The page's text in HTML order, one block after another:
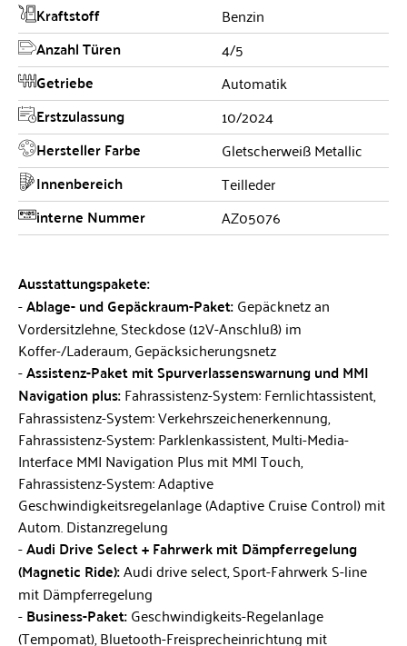
Kraftstoff Benzin
Anzahl Türen 4/5
Getriebe Automatik
Erstzulassung 10/2024
Hersteller Farbe Gletscherweiß Metallic
Innenbereich Teilleder
interne Nummer AZ05076
Ausstattungspakete:
Ablage- und Gepäckraum-Paket:Gepäcknetz an
Vordersitzlehne, Steckdose (12V-Anschluß) im
Koffer-/Laderaum, Gepäcksicherungsnetz
Assistenz-Paket mit Spurverlassenswarnung und MMI
Navigation plus:Fahrassistenz-System: Fernlichtassistent,
Fahrassistenz-System: Verkehrszeichenerkennung,
Fahrassistenz-System: Parklenkassistent, Multi-Media-
Interface MMI Navigation Plus mit MMI Touch,
Fahrassistenz-System: Adaptive
Geschwindigkeitsregelanlage (Adaptive Cruise Control) mit
Autom. Distanzregelung
Audi Drive Select + Fahrwerk mit Dämpferregelung
(Magnetic Ride):Audi drive select, Sport-Fahrwerk S-line
mit Dämpferregelung
Business-Paket:Geschwindigkeits-Regelanlage
(Tempomat), Bluetooth-Freisprecheinrichtung mit